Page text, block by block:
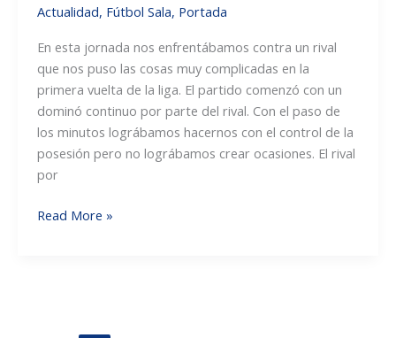
y
deportiva
de
Pascua.
¡APÚNTATE
AQUÍ!
Miércoles
1
abril
Actualidad, Fútbol Sala, Portada
En esta jornada nos enfrentábamos contra un rival
que nos puso las cosas muy complicadas en la
primera vuelta de la liga. El partido comenzó con un
dominó continuo por parte del rival. Con el paso de
los minutos lográbamos hacernos con el control de la
posesión pero no lográbamos crear ocasiones. El rival
por
Crónicas
Read More »